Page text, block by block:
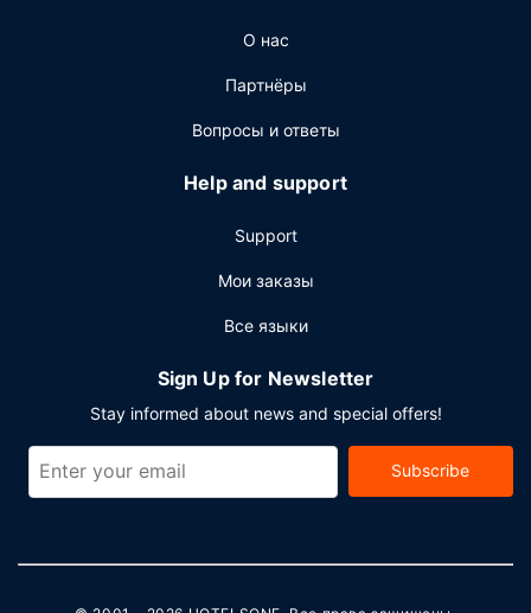
О нас
Партнёры
Вопросы и ответы
Help and support
Support
Мои заказы
Все языки
Sign Up for Newsletter
Stay informed about news and special offers!
Subscribe